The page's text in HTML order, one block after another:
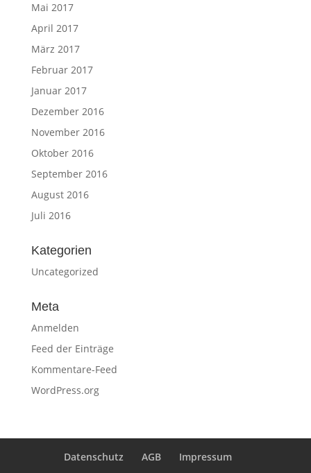
Mai 2017
April 2017
März 2017
Februar 2017
Januar 2017
Dezember 2016
November 2016
Oktober 2016
September 2016
August 2016
Juli 2016
Kategorien
Uncategorized
Meta
Anmelden
Feed der Einträge
Kommentare-Feed
WordPress.org
Datenschutz AGB Impressum